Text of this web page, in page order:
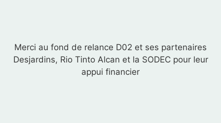
Merci au fond de relance D02 et ses partenaires
Desjardins, Rio Tinto Alcan et la SODEC pour leur
appui financier